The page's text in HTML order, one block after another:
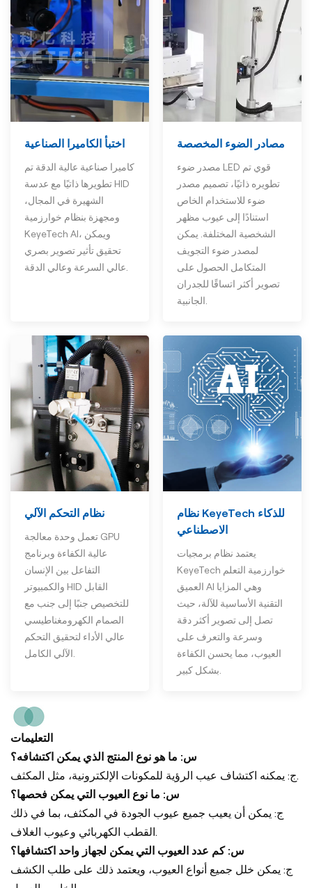
اختبأ الكاميرا الصناعية
كاميرا صناعية عالية الدقة تم
تطويرها ذاتيًا مع عدسة HID
الشهيرة في المجال،
ومجهزة بنظام خوارزمية
KeyeTech AI، ويمكن
تحقيق تأثير تصوير بصري
مصادر الضوء المخصصة
مصدر ضوء LED قوي تم
تطويره ذاتيًا، تصميم مصدر
ضوء للاستخدام الخاص
استنادًا إلى عيوب مظهر
الشخصية المختلفة. يمكن
لمصدر ضوء التجويف
المتكامل الحصول على
تصوير أكثر اتساقًا للجدران
نظام التحكم الآلي
تعمل وحدة معالجة GPU
عالية الكفاءة وبرنامج
التفاعل بين الإنسان
والكمبيوتر HID القابل
للتخصيص جنبًا إلى جنب مع
الصمام الكهرومغناطيسي
عالي الأداء لتحقيق التحكم
نظام KeyeTech للذكاء
الاصطناعي
يعتمد نظام برمجيات
KeyeTech خوارزمية التعلم
العميق AI وهي المزايا
التقنية الأساسية للآلة، حيث
تصل إلى تصوير أكثر دقة
وسرعة والتعرف على
العيوب، مما يحسن الكفاءة
التعليمات
س: ما هو نوع المنتج الذي يمكن اكتشافه؟
ج: يمكنه اكتشاف عيب الرؤية للمكونات الإلكترونية، مثل المكثف.
س: ما نوع العيوب التي يمكن فحصها؟
ج: يمكن أن يعيب جميع عيوب الجودة في المكثف، بما في ذلك
القطب الكهربائي وعيوب الغلاف.
س: كم عدد العيوب التي يمكن لجهاز واحد اكتشافها؟
ج: يمكن خلل جميع أنواع العيوب، ويعتمد ذلك على طلب الكشف